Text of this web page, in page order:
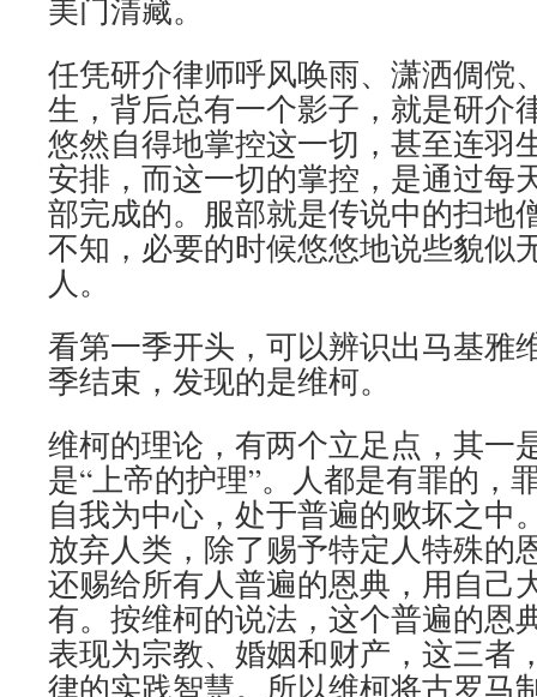
美门清藏。
任凭研介律师呼风唤雨、潇洒倜傥
生，背后总有一个影子，就是研介
悠然自得地掌控这一切，甚至连羽
安排，而这一切的掌控，是通过每
部完成的。服部就是传说中的扫地
不知，必要的时候悠悠地说些貌似
人。
看第一季开头，可以辨识出马基雅
季结束，发现的是维柯。
维柯的理论，有两个立足点，其一
是“上帝的护理”。人都是有罪的，
自我为中心，处于普遍的败坏之中
放弃人类，除了赐予特定人特殊的
还赐给所有人普遍的恩典，用自己
有。按维柯的说法，这个普遍的恩
表现为宗教、婚姻和财产，这三者
律的实践智慧。所以维柯将古罗马